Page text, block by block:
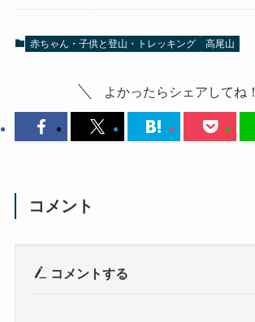
赤ちゃん・子供と登山・トレッキング 高尾山
よかったらシェアしてね！
コメント
コメントする